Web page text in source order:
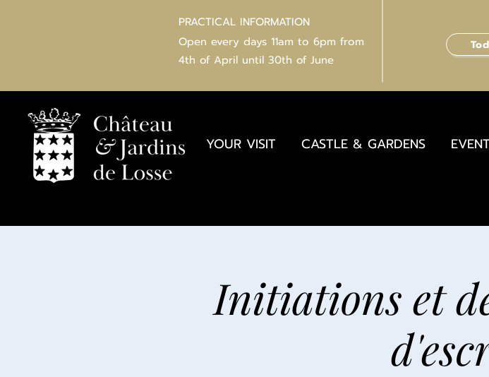
PRACTICAL INFORMATION
Open every days 11am to 6pm from
4th of April until 30th of June
YOUR VISIT CASTLE & GARDENS
Initiations et